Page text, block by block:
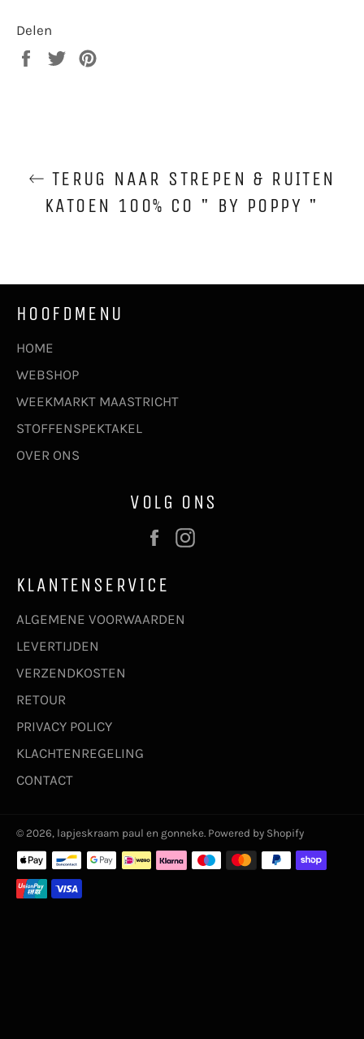
Delen
Delen
Twitteren
TERUG NAAR STREPEN & RUITEN
KATOEN 100% CO " BY POPPY "
HOOFDMENU
HOME
WEBSHOP
WEEKMARKT MAASTRICHT
STOFFENSPEKTAKEL
OVER ONS
VOLG ONS
Facebook
KLANTENSERVICE
ALGEMENE VOORWAARDEN
LEVERTIJDEN
VERZENDKOSTEN
RETOUR
PRIVACY POLICY
KLACHTENREGELING
CONTACT
© 2026, lapjeskraam paul en gonneke. Powered by Shopify
Betaalmethoden